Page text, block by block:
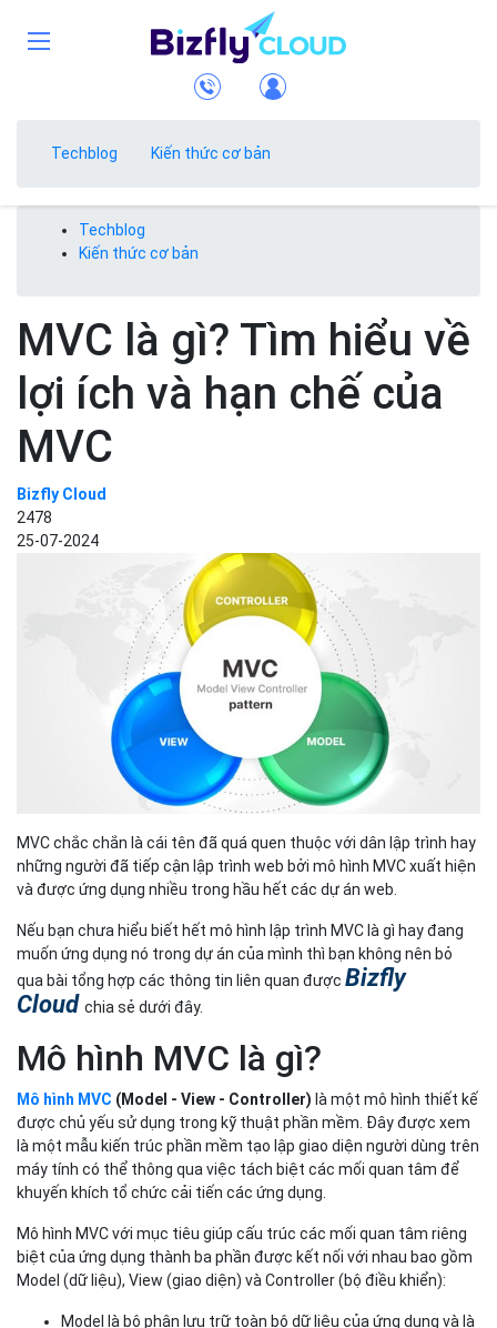
Techblog Kiến thức cơ bản
Techblog
Kiến thức cơ bản
MVC là gì? Tìm hiểu về
lợi ích và hạn chế của
MVC
Bizfly Cloud
2478
25-07-2024
MVC chắc chắn là cái tên đã quá quen thuộc với dân lập trình hay
những người đã tiếp cận lập trình web bởi mô hình MVC xuất hiện
và được ứng dụng nhiều trong hầu hết các dự án web.
Nếu bạn chưa hiểu biết hết mô hình lập trình MVC là gì hay đang
muốn ứng dụng nó trong dự án của mình thì bạn không nên bỏ
qua bài tổng hợp các thông tin liên quan được Bizfly
Cloud chia sẻ dưới đây.
Mô hình MVC là gì?
Mô hình MVC (Model - View - Controller) là một mô hình thiết kế
được chủ yếu sử dụng trong kỹ thuật phần mềm. Đây được xem
là một mẫu kiến trúc phần mềm tạo lập giao diện người dùng trên
máy tính có thể thông qua việc tách biệt các mối quan tâm để
khuyến khích tổ chức cải tiến các ứng dụng.
Mô hình MVC với mục tiêu giúp cấu trúc các mối quan tâm riêng
biệt của ứng dụng thành ba phần được kết nối với nhau bao gồm
Model (dữ liệu), View (giao diện) và Controller (bộ điều khiển):
Model là bộ phận lưu trữ toàn bộ dữ liệu của ứng dụng và là